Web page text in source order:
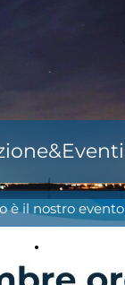
è il nostro evento